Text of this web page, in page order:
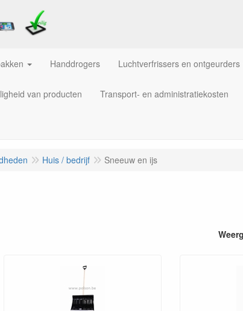
Handdrogers Luchtverfrissers en ontgeurders
van producten Transport- en administratiekosten
Huis / bedrijf Sneeuw en ijs